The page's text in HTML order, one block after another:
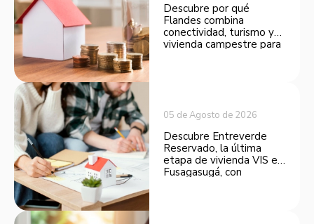
Descubre por qué
Flandes combina
conectividad, turismo y
vivienda campestre para
05 de Agosto de 2026
Descubre Entreverde
Reservado, la última
etapa de vivienda VIS en
Fusagasugá, con